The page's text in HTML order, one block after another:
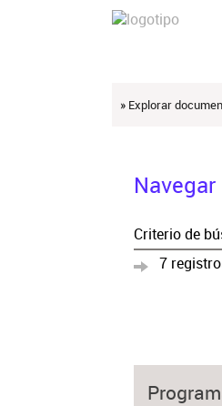
» Explorar
Criterio de
7